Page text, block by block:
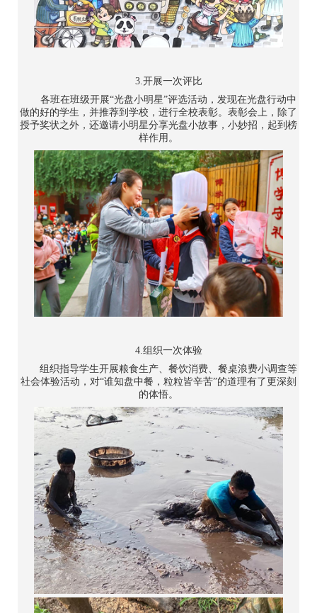
3.开展一次评比
各班在班级开展“光盘小明星”评选活动，发现在光盘行动中
做的好的学生，并推荐到学校，进行全校表彰。表彰会上，除了
授予奖状之外，还邀请小明星分享光盘小故事，小妙招，起到榜
样作用。
4.组织一次体验
组织指导学生开展粮食生产、餐饮消费、餐桌浪费小调查等
社会体验活动，对“谁知盘中餐，粒粒皆辛苦”的道理有了更深刻
的体悟。